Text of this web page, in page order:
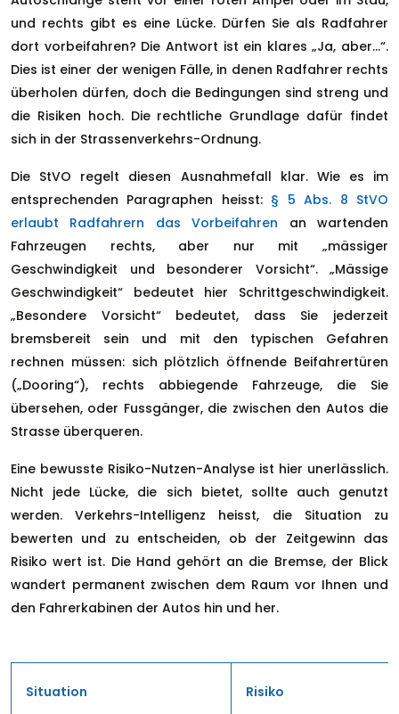
und rechts gibt es eine Lücke. Dürfen Sie als Radfahrer
dort vorbeifahren? Die Antwort ist ein klares „Ja, aber…“.
Dies ist einer der wenigen Fälle, in denen Radfahrer rechts
überholen dürfen, doch die Bedingungen sind streng und
die Risiken hoch. Die rechtliche Grundlage dafür findet
sich in der Strassenverkehrs-Ordnung.
Die StVO regelt diesen Ausnahmefall klar. Wie es im
entsprechenden Paragraphen heisst: § 5 Abs. 8 StVO
erlaubt Radfahrern das Vorbeifahren an wartenden
Fahrzeugen rechts, aber nur mit „mässiger
Geschwindigkeit und besonderer Vorsicht“. „Mässige
Geschwindigkeit“ bedeutet hier Schrittgeschwindigkeit.
„Besondere Vorsicht“ bedeutet, dass Sie jederzeit
bremsbereit sein und mit den typischen Gefahren
rechnen müssen: sich plötzlich öffnende Beifahrertüren
(„Dooring“), rechts abbiegende Fahrzeuge, die Sie
übersehen, oder Fussgänger, die zwischen den Autos die
Strasse überqueren.
Eine bewusste Risiko-Nutzen-Analyse ist hier unerlässlich.
Nicht jede Lücke, die sich bietet, sollte auch genutzt
werden. Verkehrs-Intelligenz heisst, die Situation zu
bewerten und zu entscheiden, ob der Zeitgewinn das
Risiko wert ist. Die Hand gehört an die Bremse, der Blick
wandert permanent zwischen dem Raum vor Ihnen und
den Fahrerkabinen der Autos hin und her.
Situation Risiko